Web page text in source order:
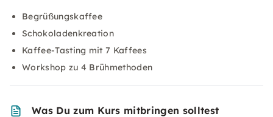
Begrüßungskaffee
Schokoladenkreation
Kaffee-Tasting mit 7 Kaffees
Workshop zu 4 Brühmethoden
Was Du zum Kurs mitbringen solltest